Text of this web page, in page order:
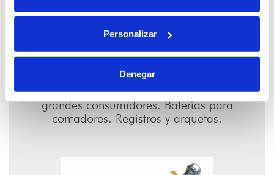
Personalizar
Denegar
CONTADORES
Contadores de agua domésticas y para
grandes consumidores. Baterías para
contadores. Registros y arquetas.